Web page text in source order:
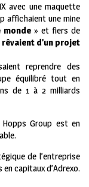
avec une maquette
affichaient une mine
monde » et fiers de
rêvaient d’un projet
reprendre des
équilibré tout en
de 1 à 2 milliards
Group est en
de l’entreprise
capitaux d’Adrexo.